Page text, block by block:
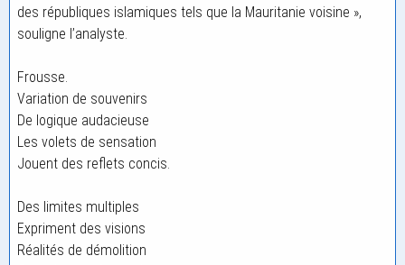
des républiques islamiques tels que la Mauritanie voisine »,
souligne l’analyste.
Frousse.
Variation de souvenirs
De logique audacieuse
Les volets de sensation
Jouent des reflets concis.
Des limites multiples
Expriment des visions
Réalités de démolition